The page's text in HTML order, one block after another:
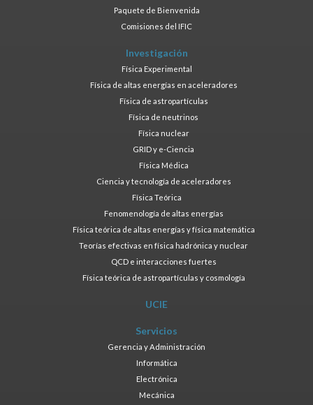
Paquete de Bienvenida
Comisiones del IFIC
Investigación
Física Experimental
Física de altas energías en aceleradores
Física de astropartículas
Física de neutrinos
Física nuclear
GRID y e-Ciencia
Física Médica
Ciencia y tecnología de aceleradores
Física Teórica
Fenomenología de altas energías
Física teórica de altas energías y física matemática
Teorías efectivas en física hadrónica y nuclear
QCD e interacciones fuertes
Física teórica de astropartículas y cosmología
UCIE
Servicios
Gerencia y Administración
Informática
Electrónica
Mecánica